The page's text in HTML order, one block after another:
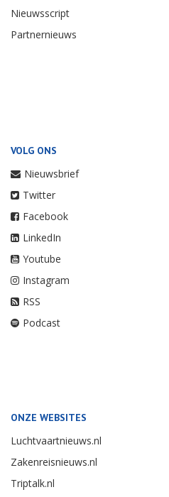
Nieuwsscript
Partnernieuws
VOLG ONS
Nieuwsbrief
Twitter
Facebook
LinkedIn
Youtube
Instagram
RSS
Podcast
ONZE WEBSITES
Luchtvaartnieuws.nl
Zakenreisnieuws.nl
Triptalk.nl